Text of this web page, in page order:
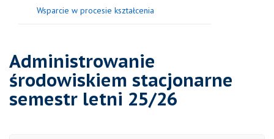
Administrowanie
środowiskiem stacjonarne
semestr letni 25/26
Wsparcie w procesie kształcenia